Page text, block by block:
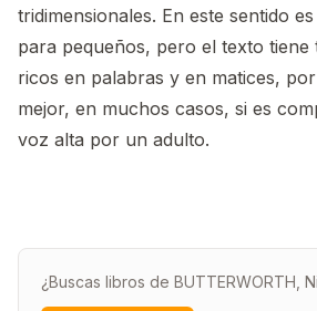
tridimensionales. En este sentido
para pequeños, pero el texto tiene
ricos en palabras y en matices,
mejor, en muchos casos, si es
voz alta por un adulto.
¿Buscas libros de BUTTERWORTH,